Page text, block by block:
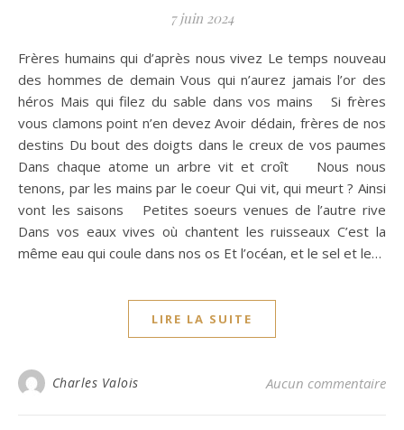
7 juin 2024
Frères humains qui d’après nous vivez Le temps nouveau
des hommes de demain Vous qui n’aurez jamais l’or des
héros Mais qui filez du sable dans vos mains Si frères
vous clamons point n’en devez Avoir dédain, frères de nos
destins Du bout des doigts dans le creux de vos paumes
Dans chaque atome un arbre vit et croît Nous nous
tenons, par les mains par le coeur Qui vit, qui meurt ? Ainsi
vont les saisons Petites soeurs venues de l’autre rive
Dans vos eaux vives où chantent les ruisseaux C’est la
même eau qui coule dans nos os Et l’océan, et le sel et le…
LIRE LA SUITE
Charles Valois Aucun commentaire